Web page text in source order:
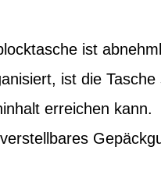
ist
ist die Tasche
erreichen kann.